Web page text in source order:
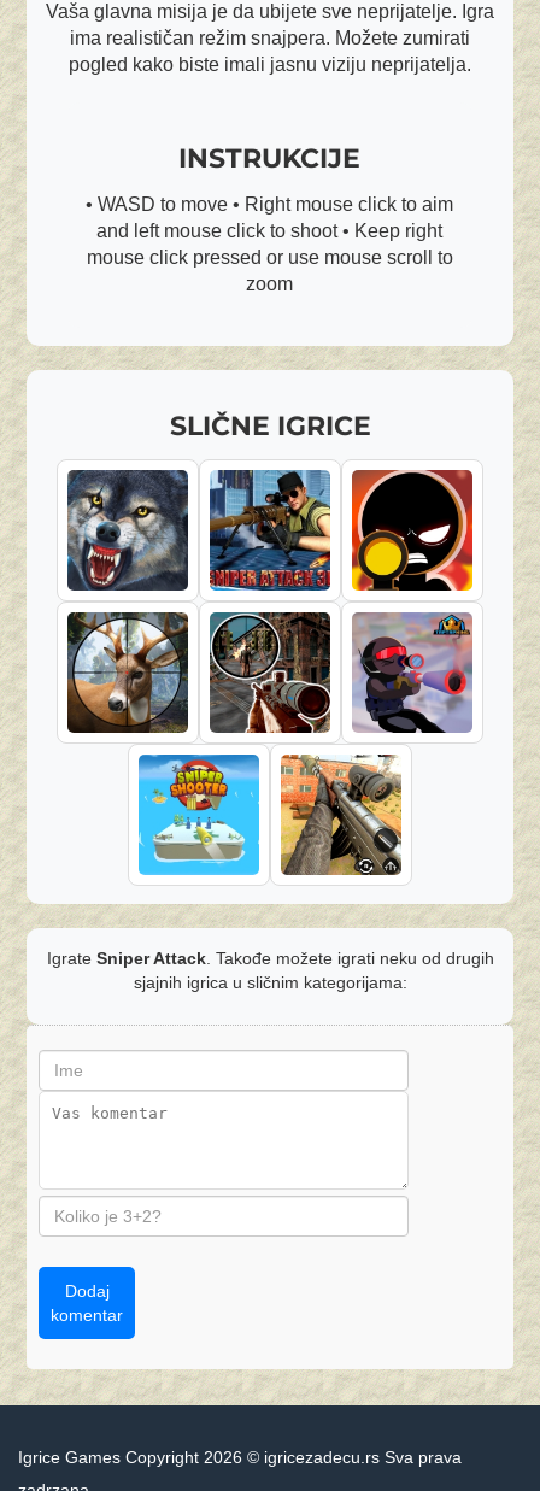
Vaša glavna misija je da ubijete sve neprijatelje. Igra
ima realističan režim snajpera. Možete zumirati
pogled kako biste imali jasnu viziju neprijatelja.
INSTRUKCIJE
• WASD to move • Right mouse click to aim
and left mouse click to shoot • Keep right
mouse click pressed or use mouse scroll to
zoom
SLIČNE IGRICE
Igrate Sniper Attack. Takođe možete igrati neku od drugih
sjajnih igrica u sličnim kategorijama:
Dodaj
komentar
Igrice Games Copyright 2026 © igricezadecu.rs Sva prava